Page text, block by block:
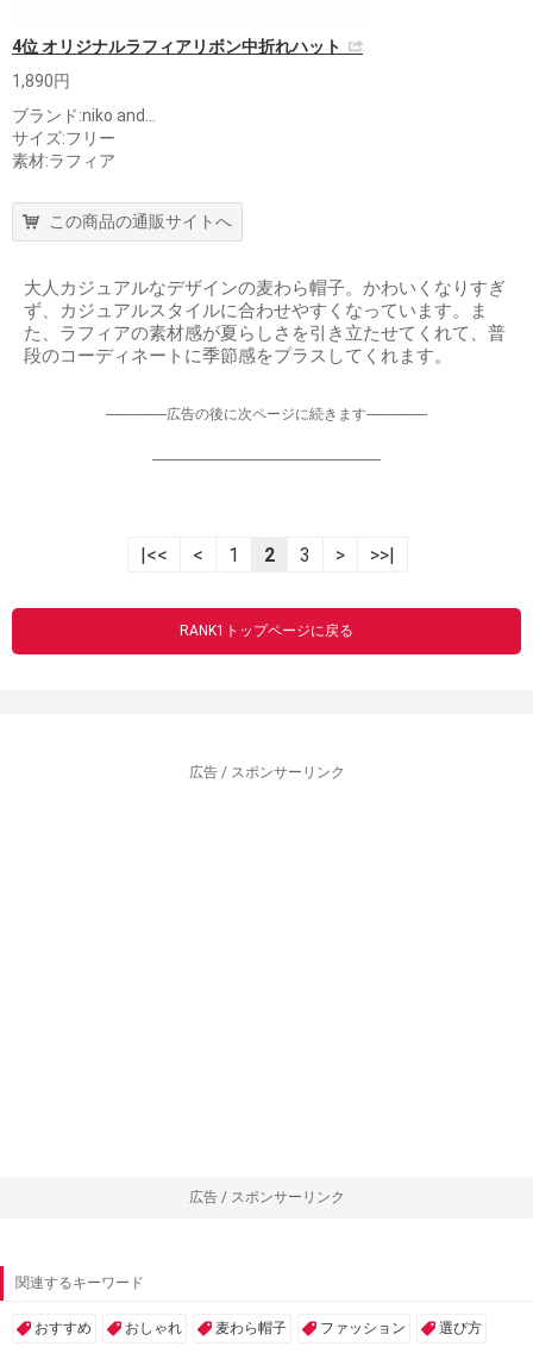
4位 オリジナルラフィアリボン中折れハット
1,890円
ブランド:niko and...
サイズ:フリー
素材:ラフィア
この商品の通販サイトへ
大人カジュアルなデザインの麦わら帽子。かわいくなりすぎ
ず、カジュアルスタイルに合わせやすくなっています。ま
た、ラフィアの素材感が夏らしさを引き立たせてくれて、普
段のコーディネートに季節感をプラスしてくれます。
-----------------広告の後に次ページに続きます-----------------
----------------------------------------------------------------
|<< < 1 2 3 > >>|
RANK1トップページに戻る
広告 / スポンサーリンク
広告 / スポンサーリンク
関連するキーワード
おすすめ おしゃれ 麦わら帽子 ファッション 選び方